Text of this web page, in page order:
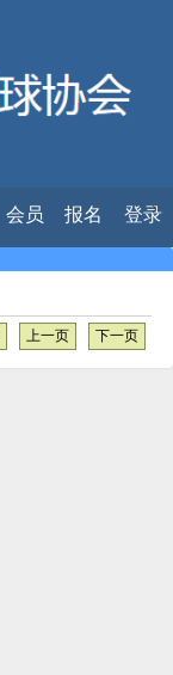
会员 报名 登录
上一页 下一页